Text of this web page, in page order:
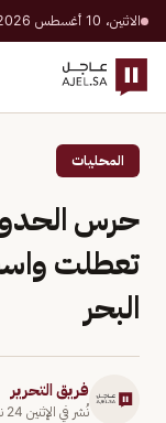
الاثنين، 10 أغسطس 2026 · 27 صفر 1448 هـ
المحليات
حرس
تعطلت
البحر
فريق التحرير
نُشر في الإثنين 24 نوفمبر 2025